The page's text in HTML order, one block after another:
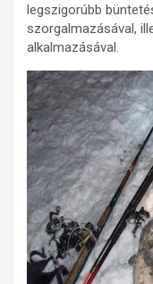
legszigorúbb
szorgalmazásával,
alkalmazásával.